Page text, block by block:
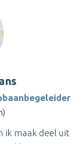
ik maak deel uit